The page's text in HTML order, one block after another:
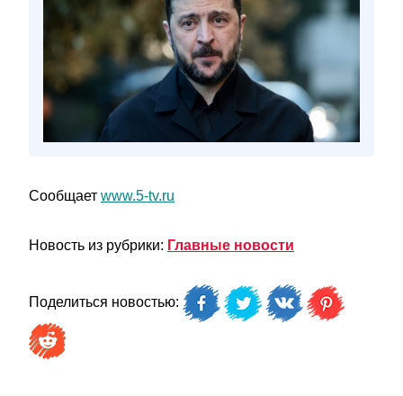
Сообщает www.5-tv.ru
Новость из рубрики: Главные новости
Поделиться новостью: